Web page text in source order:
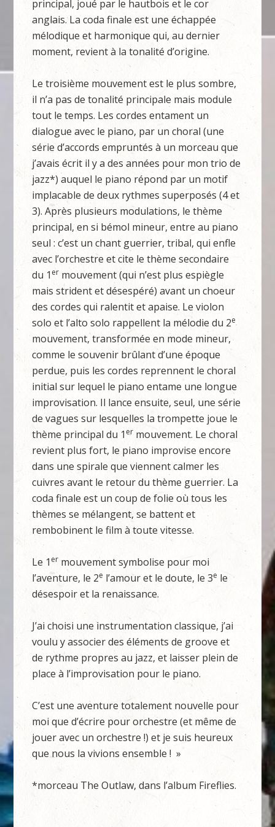
principal, joué par le hautbois et le cor
anglais. La coda finale est une échappée
mélodique et harmonique qui, au dernier
moment, revient à la tonalité d’origine.
Le troisième mouvement est le plus sombre,
il n’a pas de tonalité principale mais module
tout le temps. Les cordes entament un
dialogue avec le piano, par un choral (une
série d’accords empruntés à un morceau que
j’avais écrit il y a des années pour mon trio de
jazz*) auquel le piano répond par un motif
implacable de deux rythmes superposés (4 et
3). Après plusieurs modulations, le thème
principal, en si bémol mineur, entre au piano
seul : c’est un chant guerrier, tribal, qui enfle
avec l’orchestre et cite le thème secondaire
du 1er mouvement (qui n’est plus espiègle
mais strident et désespéré) avant un choeur
des cordes qui ralentit et apaise. Le violon
solo et l’alto solo rappellent la mélodie du 2e
mouvement, transformée en mode mineur,
comme le souvenir brûlant d’une époque
perdue, puis les cordes reprennent le choral
initial sur lequel le piano entame une longue
improvisation. Il lance ensuite, seul, une série
de vagues sur lesquelles la trompette joue le
thème principal du 1er mouvement. Le choral
revient plus fort, le piano improvise encore
dans une spirale que viennent calmer les
cuivres avant le retour du thème guerrier. La
coda finale est un coup de folie où tous les
thèmes se mélangent, se battent et
rembobinent le film à toute vitesse.
Le 1 er mouvement symbolise pour moi
l’aventure, le 2e l’amour et le doute, le 3e le
désespoir et la renaissance.
J’ai choisi une instrumentation classique, j’ai
voulu y associer des éléments de groove et
de rythme propres au jazz, et laisser plein de
place à l’improvisation pour le piano.
C’est une aventure totalement nouvelle pour
moi que d’écrire pour orchestre (et même de
jouer avec un orchestre !) et je suis heureux
que nous la vivions ensemble ! »
*morceau The Outlaw, dans l’album Fireflies.